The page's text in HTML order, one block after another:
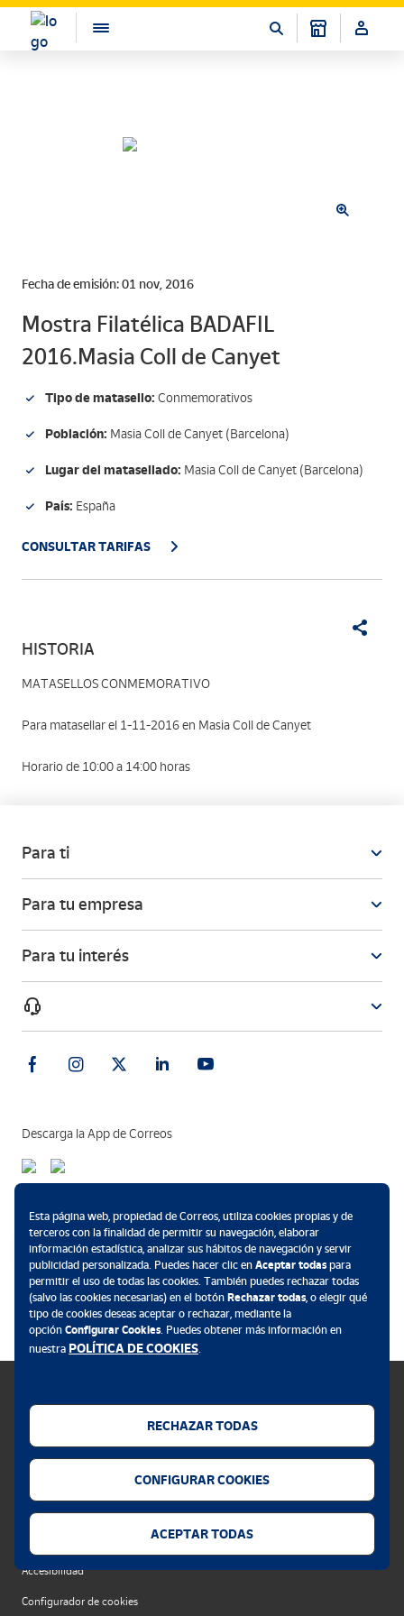
Fecha de emisión: 01 nov, 2016
Mostra Filatélica BADAFIL
2016.Masia Coll de Canyet
Tipo de matasello: Conmemorativos
Población: Masia Coll de Canyet (Barcelona)
Lugar del matasellado: Masia Coll de Canyet (Barcelona)
País: España
CONSULTAR TARIFAS
HISTORIA
MATASELLOS CONMEMORATIVO
Para matasellar el 1-11-2016 en Masia Coll de Canyet
Horario de 10:00 a 14:00 horas
Para ti
Para tu empresa
Para tu interés
Descarga la App de Correos
Política de cookies
Privacidad web
Accesibilidad
Configurador de cookies
Esta página web, propiedad de Correos, utiliza cookies propias y de
terceros con la finalidad de permitir su navegación, elaborar
información estadística, analizar sus hábitos de navegación y servir
publicidad personalizada. Puedes hacer clic en Aceptar todaspara
permitir el uso de todas las cookies. También puedes rechazar todas
(salvo las cookies necesarias) en el botón Rechazar todas, o elegir qué
tipo de cookies deseas aceptar o rechazar, mediante la
opción Configurar Cookies. Puedes obtener más información en
nuestra POLÍTICA DE COOKIES.
RECHAZAR TODAS
CONFIGURAR COOKIES
ACEPTAR TODAS